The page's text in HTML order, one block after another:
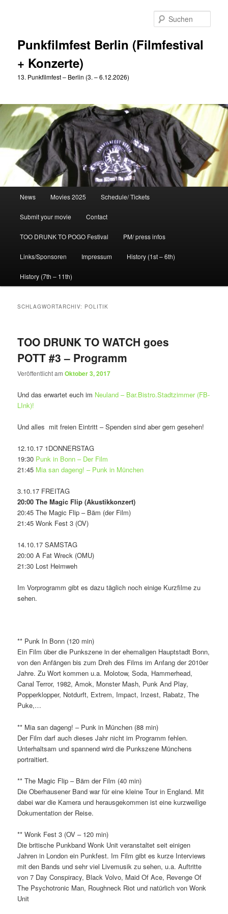
Punkfilmfest Berlin (Filmfestival
+ Konzerte)
13. Punkfilmfest – Berlin (3. – 6.12.2026)
News Movies 2025 Schedule/ Tickets
Submit your movie Contact
TOO DRUNK TO POGO Festival PM/ press infos
Links/Sponsoren Impressum History (1st – 6th)
History (7th – 11th)
SCHLAGWORTARCHIV: POLITIK
TOO DRUNK TO WATCH goes
POTT #3 – Programm
Veröffentlicht amOktober 3, 2017
Und das erwartet euch im Neuland – Bar.Bistro.Stadtzimmer (FB-
LInk)!
Und alles mit freien Eintritt – Spenden sind aber gern gesehen!
12.10.17 1DONNERSTAG
19:30 Punk in Bonn – Der Film
21:45 Mia san dageng! – Punk in München
3.10.17 FREITAG
20:00 The Magic Flip (Akustikkonzert)
20:45 The Magic Flip – Bäm (der Film)
21:45 Wonk Fest 3 (OV)
14.10.17 SAMSTAG
20:00 A Fat Wreck (OMU)
21:30 Lost Heimweh
Im Vorprogramm gibt es dazu täglich noch einige Kurzfilme zu
sehen.
** Punk In Bonn (120 min)
Ein Film über die Punkszene in der ehemaligen Hauptstadt Bonn,
von den Anfängen bis zum Dreh des Films im Anfang der 2010er
Jahre. Zu Wort kommen u.a. Molotow, Soda, Hammerhead,
Canal Terror, 1982, Amok, Monster Mash, Punk And Play,
Popperklopper, Notdurft, Extrem, Impact, Inzest, Rabatz, The
Puke,…
** Mia san dageng! – Punk in München (88 min)
Der Film darf auch dieses Jahr nicht im Programm fehlen.
Unterhaltsam und spannend wird die Punkszene Münchens
portraitiert.
** The Magic Flip – Bäm der Film (40 min)
Die Oberhausener Band war für eine kleine Tour in England. Mit
dabei war die Kamera und herausgekommen ist eine kurzweilige
Dokumentation der Reise.
** Wonk Fest 3 (OV – 120 min)
Die britische Punkband Wonk Unit veranstaltet seit einigen
Jahren in London ein Punkfest. Im Film gibt es kurze Interviews
mit den Bands und sehr viel Livemusik zu sehen, u.a. Auftritte
von 7 Day Conspiracy, Black Volvo, Maid Of Ace, Revenge Of
The Psychotronic Man, Roughneck Riot und natürlich von Wonk
Unit